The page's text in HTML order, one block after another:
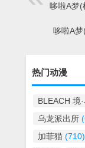
哆啦A梦(
哆啦A
热门动漫
BLEACH 境
乌龙派出所
加菲猫 (710)